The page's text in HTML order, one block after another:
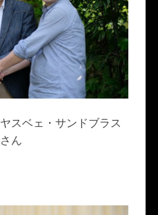
スベェ・サンドブラス
ん